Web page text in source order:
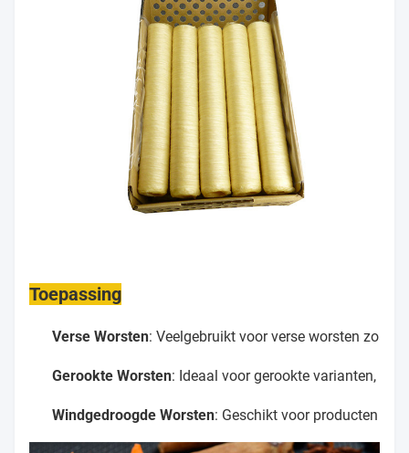
Toepassing
Verse Worsten: Veelgebruikt voor verse worsten zoals
Gerookte Worsten: Ideaal voor gerookte varianten,
Windgedroogde Worsten: Geschikt voor producten